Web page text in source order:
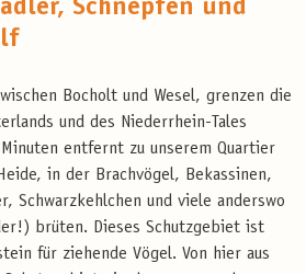
Schnepfen und
Bocholt und Wesel, grenzen die
und des Niederrhein-Tales
entfernt zu unserem Quartier
in der Brachvögel, Bekassinen,
Schwarzkehlchen und viele anderswo
brüten. Dieses Schutzgebiet ist
für ziehende Vögel. Von hier aus